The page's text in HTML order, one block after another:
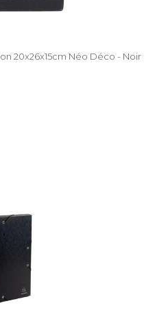
20x26x15cm Néo Déco - Noir